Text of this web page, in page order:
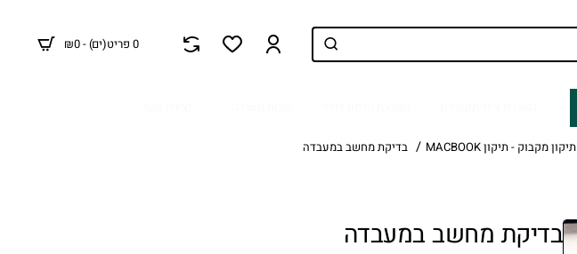
0 פריט(ים) - ₪0
תיקון מקבוק - תיקון MACBOOK בדיקת מחשב במעבדה
בדיקת מחשב במעבדה